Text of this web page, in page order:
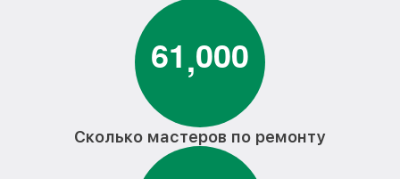
61,000
Сколько мастеров по ремонту